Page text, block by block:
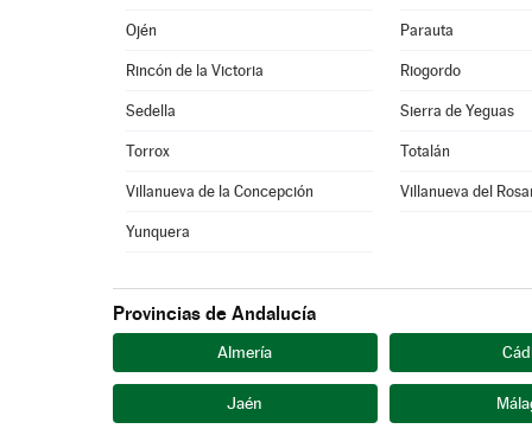
Ojén Parauta
Rincón de la Victoria Riogordo
Sedella Sierra de Yeguas
Torrox Totalán
Villanueva de la Concepción Villanueva del
Yunquera
Provincias de Andalucía
Almería
Jaén